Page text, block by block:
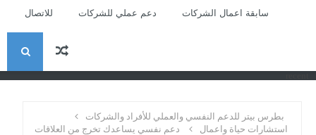
سابقة اعمال الشركات دعم عملي للشركات للاتصال
ا
بطرس بيتر للدعم النفسي والعملي للأفراد والشركات
استشارات حياة واعمال
دعم نفسي يساعدك تخرج من العلاقات